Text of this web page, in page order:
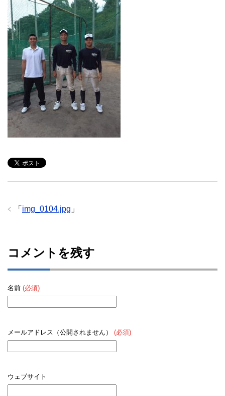
「 img_0104.jpg 」
コメントを残す
名前 (必須)
メールアドレス（公開されません） (必須)
ウェブサイト